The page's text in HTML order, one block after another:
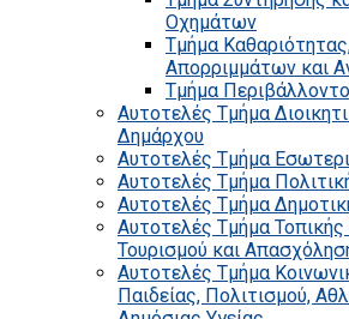
Οχημάτων
Τμήμα
Απορριμμάτων και
Τμήμα
Αυτοτελές Τμήμα
Δημάρχου
Αυτοτελές Τμήμα
Αυτοτελές Τμήμα
Αυτοτελές Τμήμα
Αυτοτελές Τμήμα Τοπικής
Τουρισμού και
Αυτοτελές Τμήμα
Παιδείας, Πολιτισμού,